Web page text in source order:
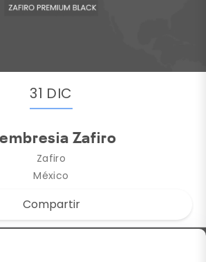
31 DIC
Zafiro
Zafiro
México
Compartir